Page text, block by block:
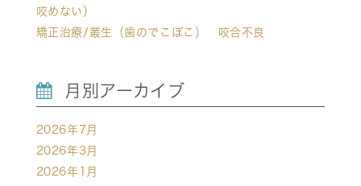
咬めない）
矯正治療/叢生（歯のでこぼこ） 咬合不良
月別アーカイブ
2026年7月
2026年3月
2026年1月